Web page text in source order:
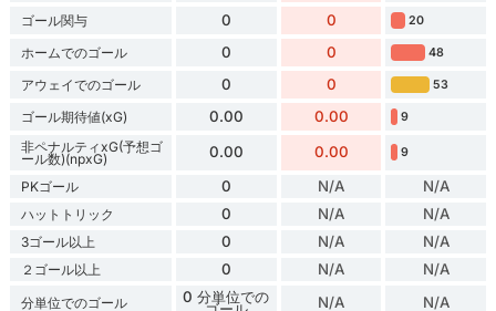
ゴール関与 0 0 20
ホームでのゴール 0 0 48
アウェイでのゴール 0 0 53
ゴール期待値(xG) 0.00 0.00 9
非ペナルティxG(予想ゴ
ール数)(npxG) 0.00 0.00 9
PKゴール 0 N/A N/A
ハットトリック 0 N/A N/A
3ゴール以上 0 N/A N/A
２ゴール以上 0 N/A N/A
分単位でのゴール 0 分単位での N/A N/A